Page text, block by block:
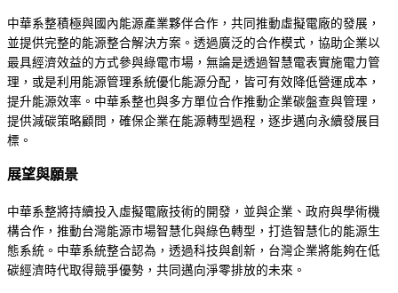
中華系整積極與國內能源產業夥伴合作，共同推動虛擬電廠的發展，
並提供完整的能源整合解決方案。透過廣泛的合作模式，協助企業以
最具經濟效益的方式參與綠電市場，無論是透過智慧電表實施電力管
理，或是利用能源管理系統優化能源分配，皆可有效降低營運成本，
提升能源效率。中華系整也與多方單位合作推動企業碳盤查與管理，
提供減碳策略顧問，確保企業在能源轉型過程，逐步邁向永續發展目
標。
展望與願景
中華系整將持續投入虛擬電廠技術的開發，並與企業、政府與學術機
構合作，推動台灣能源市場智慧化與綠色轉型，打造智慧化的能源生
態系統。中華系統整合認為，透過科技與創新，台灣企業將能夠在低
碳經濟時代取得競爭優勢，共同邁向淨零排放的未來。